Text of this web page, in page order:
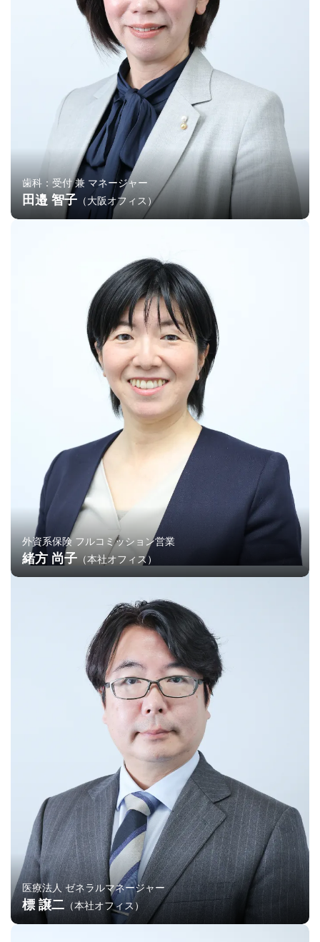
歯科：受付 兼 マネージャー
田邉 智子 （大阪オフィス）
外資系保険 フルコミッション営業
緒方 尚子 （本社オフィス）
医療法人 ゼネラルマネージャー
標 譲二 （本社オフィス）